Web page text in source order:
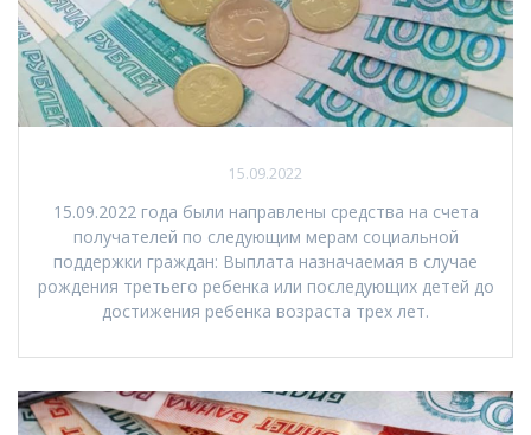
15.09.2022
15.09.2022 года были направлены средства на счета
получателей по следующим мерам социальной
поддержки граждан: Выплата назначаемая в случае
рождения третьего ребенка или последующих детей до
достижения ребенка возраста трех лет.